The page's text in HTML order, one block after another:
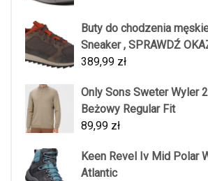
Buty do chodzenia
Sneaker , SPRAWDŹ
389,99 zł
Only Sons Sweter Wyler
Beżowy Regular Fit
89,99 zł
Keen Revel Iv Mid Polar
Atlantic